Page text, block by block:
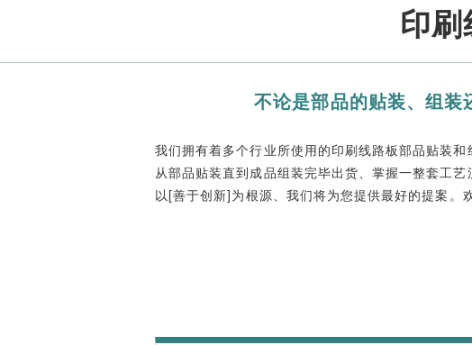
印
不论是部品的贴装、组装
我们拥有着多个行业所使用的印刷线路板部品贴装和
从部品贴装直到成品组装完毕出货、掌握一整套工艺
以[善于创新]为根源、我们将为您提供最好的提案。